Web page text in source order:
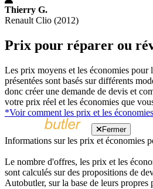
Thierry G.
Renault Clio (2012)
Prix pour réparer ou
Les prix moyens et les économies pour
présentées sont basés sur différents
donc créer une demande de devis et
votre prix réel et les économies que
*Voir comment les prix et les
Fermer
Informations sur les prix et économies
Le nombre d'offres, les prix et les
sont calculés sur des propositions de
Autobutler, sur la base de leurs